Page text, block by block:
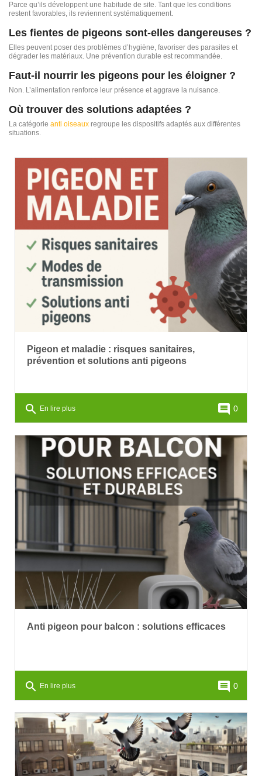
Parce qu’ils développent une habitude de site. Tant que les conditions
restent favorables, ils reviennent systématiquement.
Les fientes de pigeons sont-elles dangereuses ?
Elles peuvent poser des problèmes d’hygiène, favoriser des parasites et
dégrader les matériaux. Une prévention durable est recommandée.
Faut-il nourrir les pigeons pour les éloigner ?
Non. L’alimentation renforce leur présence et aggrave la nuisance.
Où trouver des solutions adaptées ?
La catégorie anti oiseaux regroupe les dispositifs adaptés aux différentes
situations.
Pigeon et maladie : risques sanitaires,
prévention et solutions anti pigeons
search En lire plus comment 0
Anti pigeon pour balcon : solutions efficaces
search En lire plus comment 0